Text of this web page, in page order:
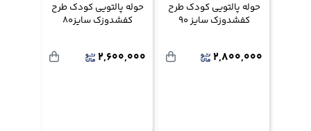
حوله پالتویی کودک طرح
کفشدوزک سایز 90
2,800,000
حوله پالتویی کودک طرح
کفشدوزک سایز80
2,600,000